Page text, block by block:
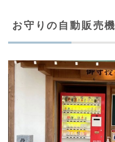
お守りの自動販売機